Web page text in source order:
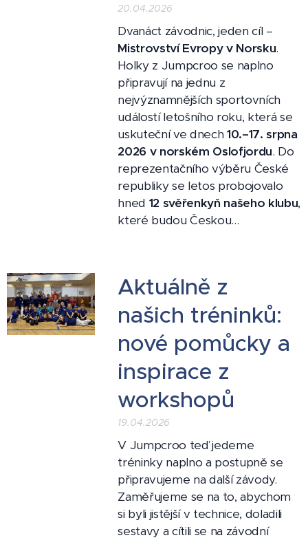
20.04.2026
Dvanáct závodnic, jeden cíl –
Mistrovství Evropy v Norsku.
Holky z Jumpcroo se naplno
připravují na jednu z
nejvýznamnějších sportovních
událostí letošního roku, která se
uskuteční ve dnech 10.–17. srpna
2026 v norském Oslofjordu. Do
reprezentačního výběru České
republiky se letos probojovalo
hned 12 svěřenkyň našeho klubu,
které budou Českou...
Aktuálně z
našich tréninků:
nové pomůcky a
inspirace z
workshopů
19.04.2026
V Jumpcroo teď jedeme
tréninky naplno a postupně se
připravujeme na další závody.
Zaměřujeme se na to, abychom
si byli jistější v technice, doladili
sestavy a cítili se na závodní